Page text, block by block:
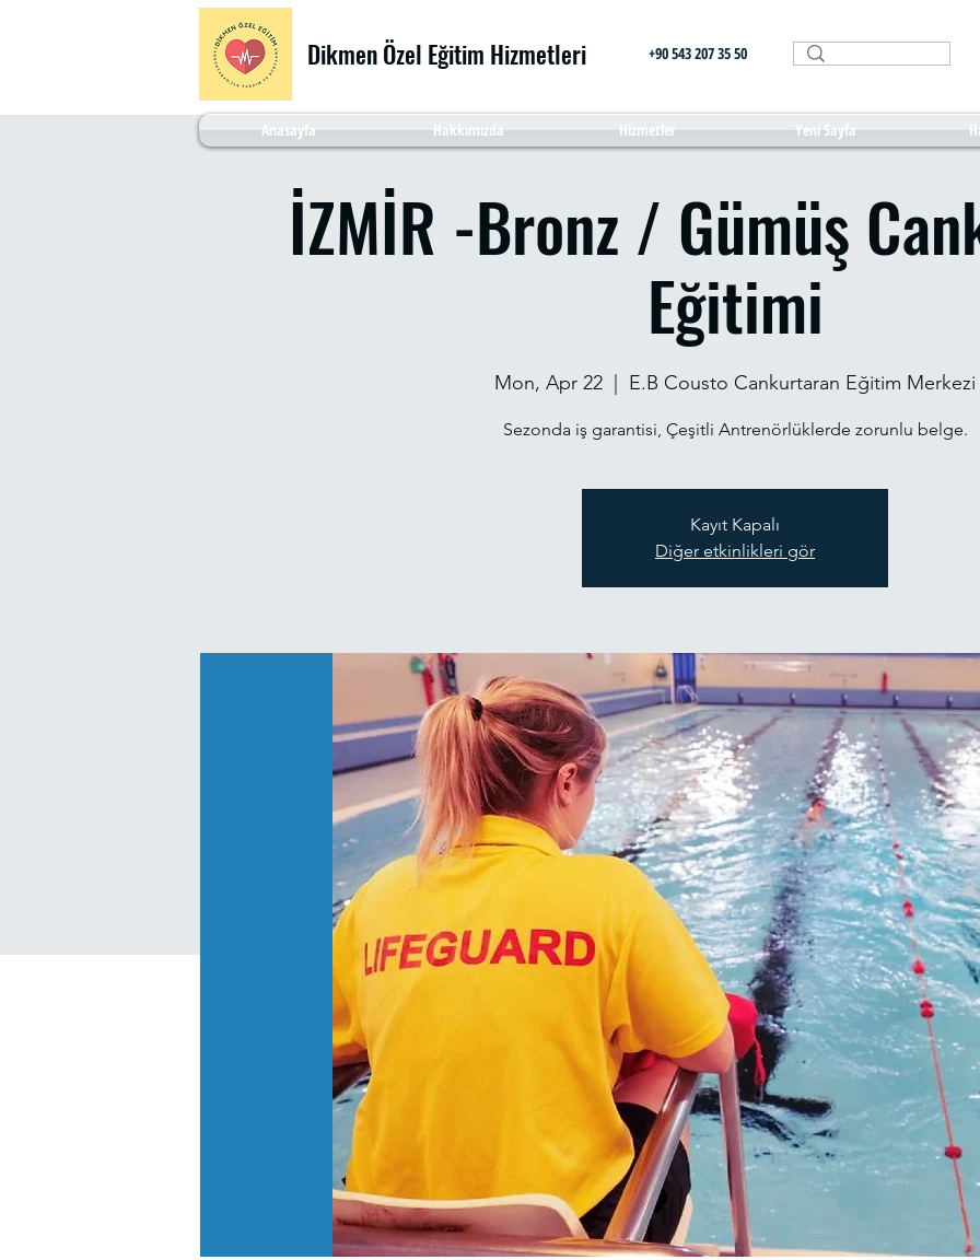
Dikmen Özel Eğitim Hizmetleri +90 543 207 35 50
Anasayfa Hakkımızda Hizmetler Yeni Sayfa
İZMİR -Bronz / Gümüş
Eğitimi
Mon, Apr 22 E.B Cousto Cankurtaran Eğitim Merkezi
Sezonda iş garantisi, Çeşitli Antrenörlüklerde zorunlu belge.
Kayıt Kapalı
Diğer etkinlikleri gör